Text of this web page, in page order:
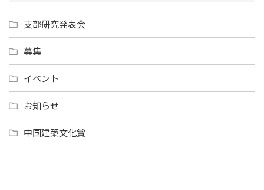
支部研究発表会
募集
イベント
お知らせ
中国建築文化賞